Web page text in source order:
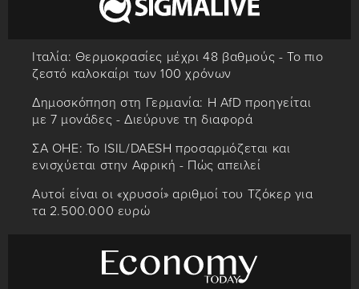
Ιταλία: Θερμοκρασίες μέχρι 48 βαθμούς - Το πιο
ζεστό καλοκαίρι των 100 χρόνων
Δημοσκόπηση στη Γερμανία: Η AfD προηγείται
με 7 μονάδες - Διεύρυνε τη διαφορά
ΣΑ ΟΗΕ: Το ISIL/DAESH προσαρμόζεται και
ενισχύεται στην Αφρική - Πώς απειλεί
Αυτοί είναι οι «χρυσοί» αριθμοί του Τζόκερ για
τα 2.500.000 ευρώ